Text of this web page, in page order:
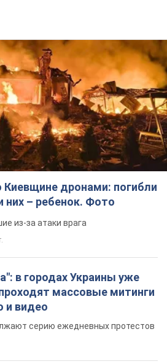
Киевщине дронами: погибли
них – ребенок. Фото
из-за атаки врага
в городах Украины уже
массовые митинги
и видео
серию ежедневных протестов